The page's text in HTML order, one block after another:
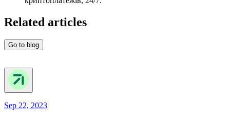
Related articles
Go to blog
Sep 22, 2023